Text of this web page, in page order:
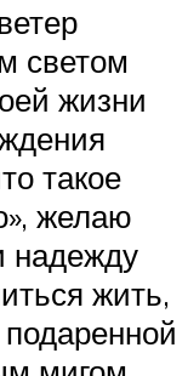
светом
жизни
такое
желаю
надежду
жить,